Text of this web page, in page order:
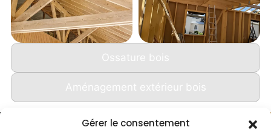
Gérer le consentement
Ossature bois
Aménagement extérieur bois